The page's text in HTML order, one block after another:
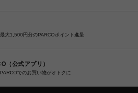
大1,500円分のPARCOポイント進呈
（公式アプリ）
でのお買い物がオトクに